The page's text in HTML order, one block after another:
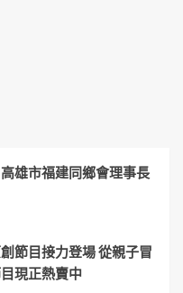
雄市福建同鄉會理事長
節目接力登場 從親子冒
現正熱賣中